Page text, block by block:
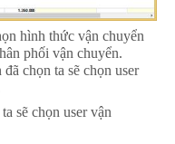
hình thức vận chuyển
phối vận chuyển.
chọn ta sẽ chọn user
sẽ chọn user vận